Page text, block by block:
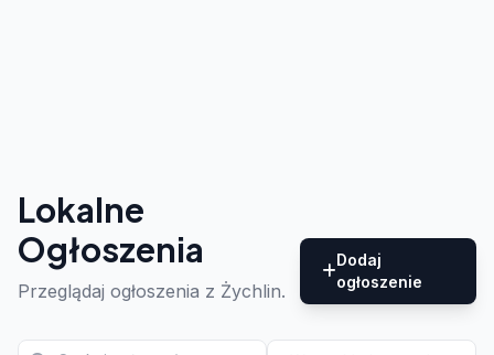
Lokalne
Ogłoszenia
Przeglądaj ogłoszenia z Żychlin.
Dodaj
ogłoszenie